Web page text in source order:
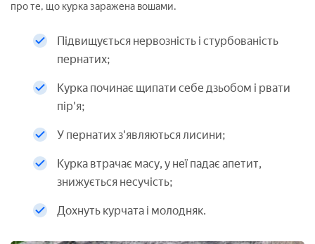
про те, що курка заражена вошами.
Підвищується нервозність і стурбованість
пернатих;
Курка починає щипати себе дзьобом і рвати
пір'я;
У пернатих з'являються лисини;
Курка втрачає масу, у неї падає апетит,
знижується несучість;
Дохнуть курчата і молодняк.